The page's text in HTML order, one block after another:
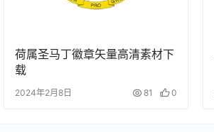
荷属圣马丁徽章矢量高清素材下
载
2024年2月8日 81 0